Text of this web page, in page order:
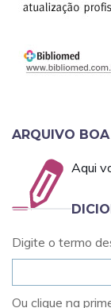
ARQUIVO
Aqui
Digite o termo
Ou clique na